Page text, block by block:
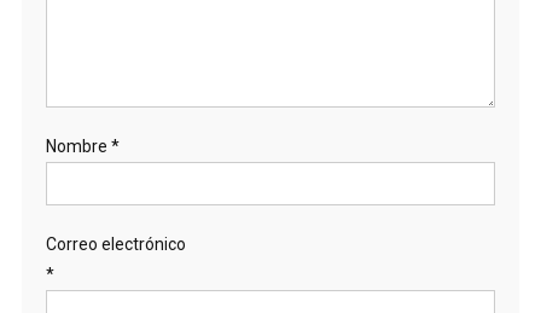
Nombre *
Correo electrónico
*